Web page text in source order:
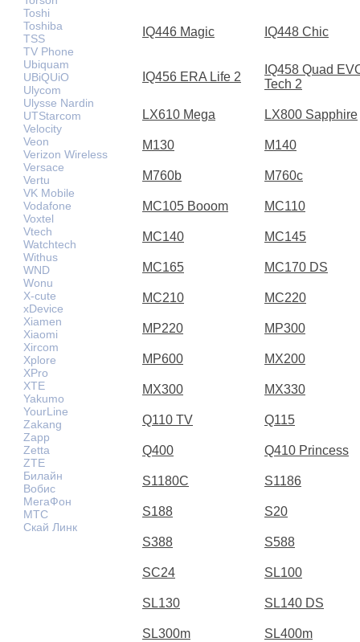
Toshi
Toshiba
TSS
TV Phone
Ubiquam
UBiQUiO
Ulycom
Ulysse Nardin
UTStarcom
Velocity
Veon
Verizon Wireless
Versace
Vertu
VK Mobile
Vodafone
Voxtel
Vtech
Watchtech
Withus
WND
Wonu
X-cute
xDevice
Xiamen
Xiaomi
Xircom
Xplore
XPro
XTE
Yakumo
YourLine
Zakang
Zapp
Zetta
ZTE
Билайн
Вобис
МегаФон
МТС
Скай Линк
IQ446 Magic IQ448 Chic
IQ456 ERA Life 2
IQ458 Quad
Tech 2
LX610 Mega LX800 Sapphire
M130 M140
M760b M760c
MC105 Booom MC110
MC140 MC145
MC165 MC170 DS
MC210 MC220
MP220 MP300
MP600 MX200
MX300 MX330
Q110 TV Q115
Q400 Q410 Princess
S1180C S1186
S188 S20
S388 S588
SC24 SL100
SL130 SL140 DS
SL300m SL400m